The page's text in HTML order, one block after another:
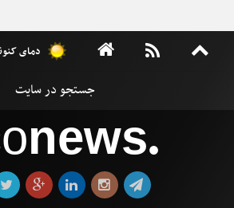
دمای کنونی:
news●